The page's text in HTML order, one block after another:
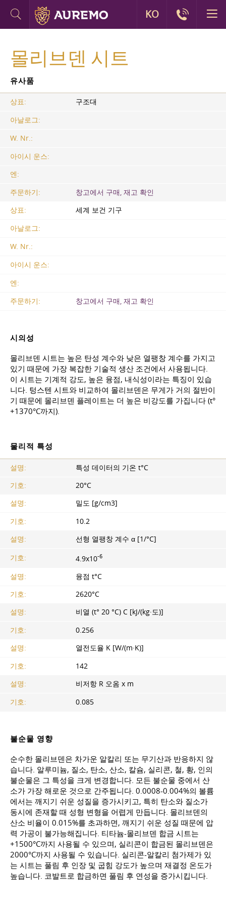
몰리브덴 시트
유사품
상표:
구조대
아날로그:
W. Nr.:
아이시 운스:
엔:
주문하기:
창고에서 구매, 재고 확인
상표:
세계 보건 기구
아날로그:
W. Nr.:
아이시 운스:
엔:
주문하기:
창고에서 구매, 재고 확인
시의성
몰리브덴 시트는 높은 탄성 계수와 낮은 열팽창 계수를 가지고
있기 때문에 가장 복잡한 기술적 생산 조건에서 사용됩니다.
이 시트는 기계적 강도, 높은 융점, 내식성이라는 특징이 있습
니다. 텅스텐 시트와 비교하여 몰리브덴은 무게가 거의 절반이
기 때문에 몰리브덴 플레이트는 더 높은 비강도를 가집니다 (t°
+1370°С까지).
물리적 특성
설명:
특성 데이터의 기온 t°C
기호:
20°C
설명:
밀도 [g/cm3]
기호:
10.2
설명:
선형 열팽창 계수 α [1/°C]
기호: 4.9x10-6
설명:
융점 t°C
기호:
2620°C
설명:
비열 (t° 20 °C) C [kJ/(kg·도)]
기호:
0.256
설명:
열전도율 K [W/(m·K)]
기호:
142
설명:
비저항 R 오옴 x m
기호:
0.085
불순물 영향
순수한 몰리브덴은 차가운 알칼리 또는 무기산과 반응하지 않
습니다. 알루미늄, 질소, 탄소, 산소, 칼슘, 실리콘, 철, 황, 인의
불순물은 그 특성을 크게 변경합니다. 모든 불순물 중에서 산
소가 가장 해로운 것으로 간주됩니다. 0.0008-0.004%의 볼륨
에서는 깨지기 쉬운 성질을 증가시키고, 특히 탄소와 질소가
동시에 존재할 때 성형 변형을 어렵게 만듭니다. 몰리브덴의
산소 비율이 0.015%를 초과하면, 깨지기 쉬운 성질 때문에 압
력 가공이 불가능해집니다. 티타늄-몰리브덴 합금 시트는
+1500°C까지 사용될 수 있으며, 실리콘이 합금된 몰리브덴은
2000°C까지 사용될 수 있습니다. 실리콘-알칼리 첨가제가 있
는 시트는 풀림 후 인장 및 굽힘 강도가 높으며 재결정 온도가
높습니다. 코발트로 합금하면 풀림 후 연성을 증가시킵니다.
KO